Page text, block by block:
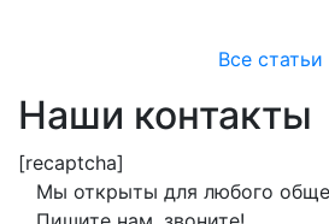
Все статьи
Наши контакты
[recaptcha]
Мы открыты для любого